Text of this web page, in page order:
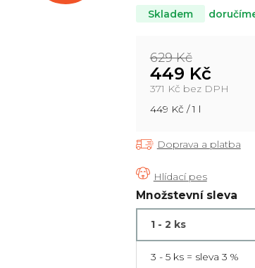
Skladem
Množstevní sleva
1 - 2 ks
3 - 5 ks = sleva 3 %
629 Kč
449 Kč
371 Kč bez DPH
Měrná
449 Kč / 1 l
Doprava a platba